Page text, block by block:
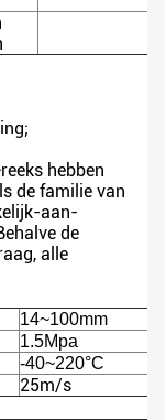
reeks hebben
de familie van
aan-
de
alle
14~100mm
1.5Mpa
-40~220°C
25m/s